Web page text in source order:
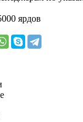
ярдов